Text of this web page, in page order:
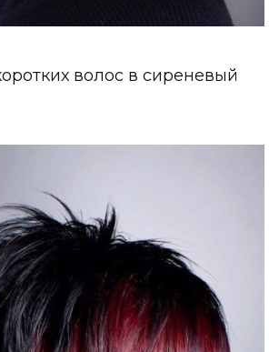
волос в сиреневый